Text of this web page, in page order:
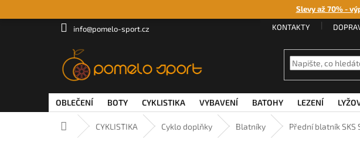
Slevy až 70% -
info@pomelo-sport.cz KONTAKTY
OBLEČENÍ BOTY CYKLISTIKA VYBAVENÍ BATOHY LEZENÍ
Domů CYKLISTIKA Cyklo doplňky Blatníky Přední blatník SKS